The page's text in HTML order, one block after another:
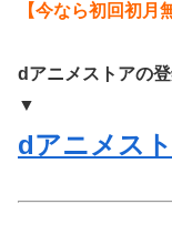
【今なら初回初月
dアニメストアの
▼
dアニメス